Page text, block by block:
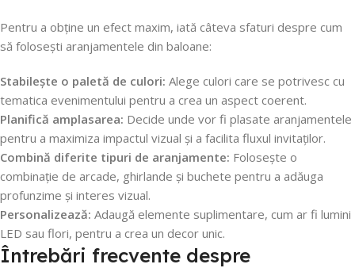
Pentru a obține un efect maxim, iată câteva sfaturi despre cum
să folosești aranjamentele din baloane:
Stabilește o paletă de culori: Alege culori care se potrivesc cu
tematica evenimentului pentru a crea un aspect coerent.
Planifică amplasarea: Decide unde vor fi plasate aranjamentele
pentru a maximiza impactul vizual și a facilita fluxul invitaților.
Combină diferite tipuri de aranjamente: Folosește o
combinație de arcade, ghirlande și buchete pentru a adăuga
profunzime și interes vizual.
Personalizează: Adaugă elemente suplimentare, cum ar fi lumini
LED sau flori, pentru a crea un decor unic.
Întrebări frecvente despre